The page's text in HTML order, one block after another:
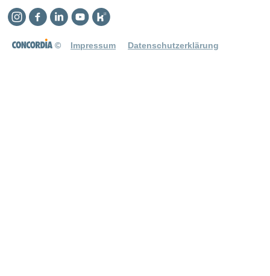
© Impressum Datenschutzerklärung
Instagram
Facebook
LinkedinYouTube
Kununu